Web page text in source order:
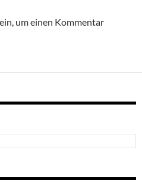
um einen Kommentar